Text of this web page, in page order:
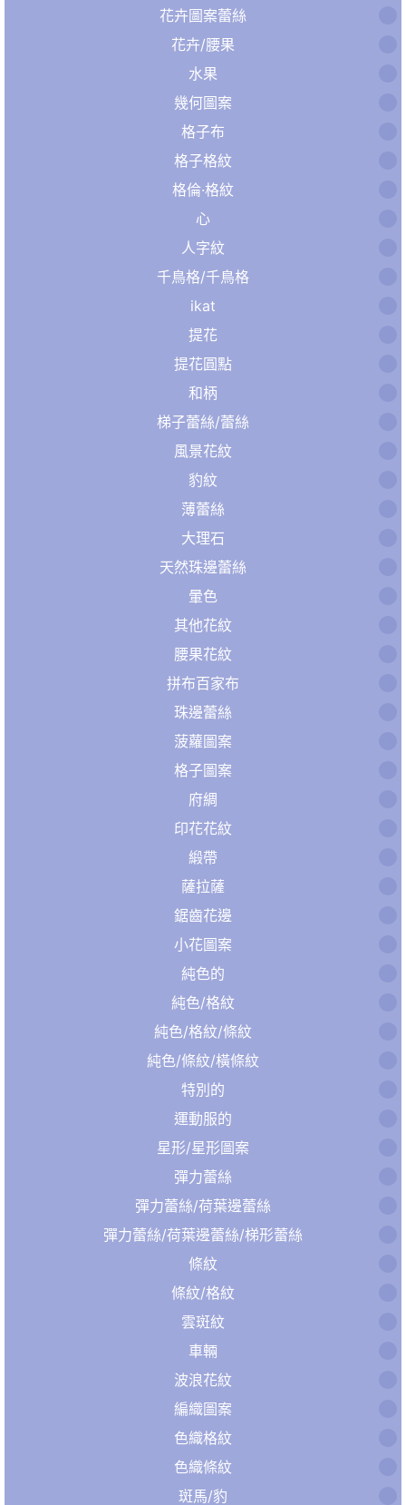
花卉圖案蕾絲
花卉/腰果
水果
幾何圖案
格子布
格子格紋
格倫·格紋
心
人字紋
千鳥格/千鳥格
ikat
提花
提花圓點
和柄
梯子蕾絲/蕾絲
風景花紋
豹紋
薄蕾絲
大理石
天然珠邊蕾絲
暈色
其他花紋
腰果花紋
拼布百家布
珠邊蕾絲
菠蘿圖案
格子圖案
府綢
印花花紋
緞帶
薩拉薩
鋸齒花邊
小花圖案
純色的
純色/格紋
純色/格紋/條紋
純色/條紋/橫條紋
特別的
運動服的
星形/星形圖案
彈力蕾絲
彈力蕾絲/荷葉邊蕾絲
彈力蕾絲/荷葉邊蕾絲/梯形蕾絲
條紋
條紋/格紋
雲斑紋
車輛
波浪花紋
編織圖案
色織格紋
色織條紋
斑馬/豹